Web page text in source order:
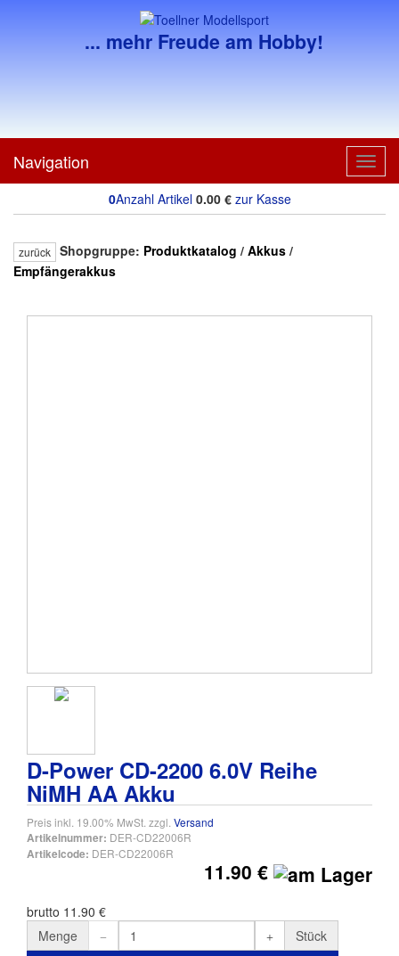
... mehr Freude am Hobby!
Navigation
0Anzahl Artikel 0.00€ zur Kasse
zurück Shopgruppe: Produktkatalog / Akkus /
Empfängerakkus
D-Power CD-2200 6.0V Reihe
NiMH AA Akku
Preis inkl. 19.00% MwSt. zzgl. Versand
Artikelnummer: DER-CD22006R
Artikelcode: DER-CD22006R
11.90 €
brutto 11.90 €
Menge
Stück